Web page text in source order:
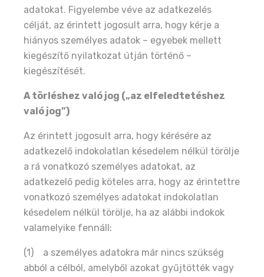
adatokat. Figyelembe véve az adatkezelés
célját, az érintett jogosult arra, hogy kérje a
hiányos személyes adatok – egyebek mellett
kiegészítő nyilatkozat útján történő –
kiegészítését.
A törléshez való jog („az elfeledtetéshez
való jog”)
Az érintett jogosult arra, hogy kérésére az
adatkezelő indokolatlan késedelem nélkül törölje
a rá vonatkozó személyes adatokat, az
adatkezelő pedig köteles arra, hogy az érintettre
vonatkozó személyes adatokat indokolatlan
késedelem nélkül törölje, ha az alábbi indokok
valamelyike fennáll:
(1) a személyes adatokra már nincs szükség
abból a célból, amelyből azokat gyűjtötték vagy